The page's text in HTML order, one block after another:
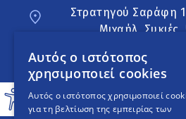
Στρατηγού Σαράφη
Μιχαήλ, Συκιές,
Ακολουθήστε
Αυτός ο ιστότοπος
χρησιμοποιεί cookies
Αυτός ο ιστότοπος χρησιμοποιεί
για τη βελτίωση της εμπειρίας των